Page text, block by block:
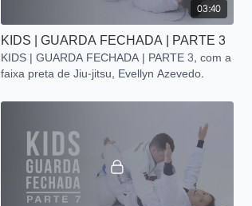
03:40
KIDS | GUARDA FECHADA | PARTE 3
KIDS | GUARDA FECHADA | PARTE 3, com a
faixa preta de Jiu-jitsu, Evellyn Azevedo.